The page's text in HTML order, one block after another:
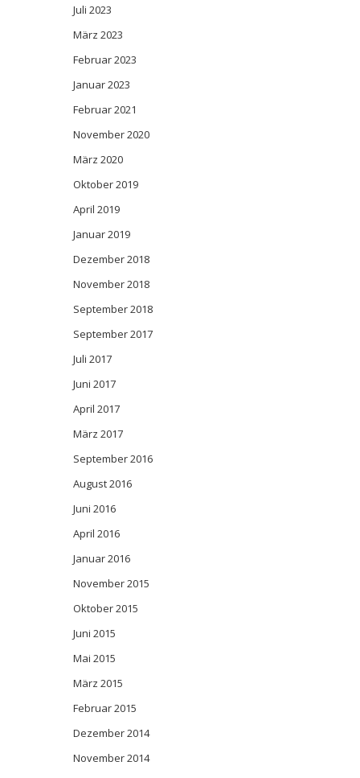
Juli 2023
März 2023
Februar 2023
Januar 2023
Februar 2021
November 2020
März 2020
Oktober 2019
April 2019
Januar 2019
Dezember 2018
November 2018
September 2018
September 2017
Juli 2017
Juni 2017
April 2017
März 2017
September 2016
August 2016
Juni 2016
April 2016
Januar 2016
November 2015
Oktober 2015
Juni 2015
Mai 2015
März 2015
Februar 2015
Dezember 2014
November 2014